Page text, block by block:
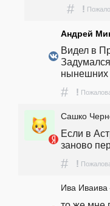
# !
Андрей
Видел в
нынешних
# !
Сашко
Если в
заново
# !
Ива Иваива